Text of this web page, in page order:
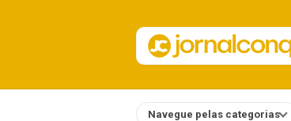
Navegue pelas categorias